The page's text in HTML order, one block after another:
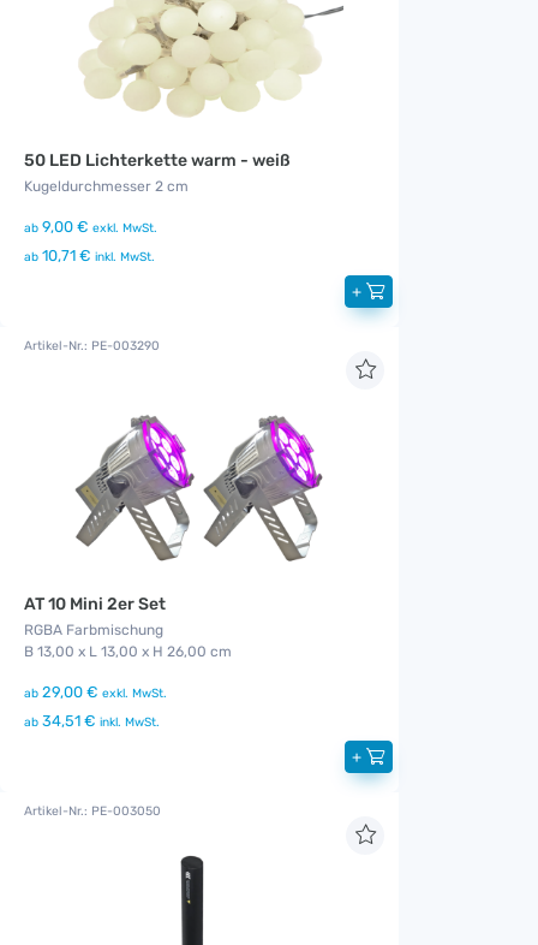
50 LED Lichterkette warm - weiß
Kugeldurchmesser 2 cm
ab 9,00 € exkl. MwSt.
ab 10,71 € inkl. MwSt.
+
Artikel-Nr.: PE-003290
AT 10 Mini 2er Set
RGBA Farbmischung
B 13,00 x L 13,00 x H 26,00 cm
ab 29,00 € exkl. MwSt.
ab 34,51 € inkl. MwSt.
+
Artikel-Nr.: PE-003050